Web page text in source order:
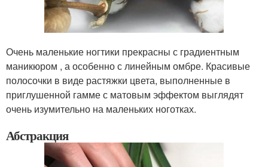
Очень маленькие ногтики прекрасны с градиентным
маникюром , а особенно с линейным омбре. Красивые
полосочки в виде растяжки цвета, выполненные в
приглушенной гамме с матовым эффектом выглядят
очень изумительно на маленьких ноготках.
Абстракция